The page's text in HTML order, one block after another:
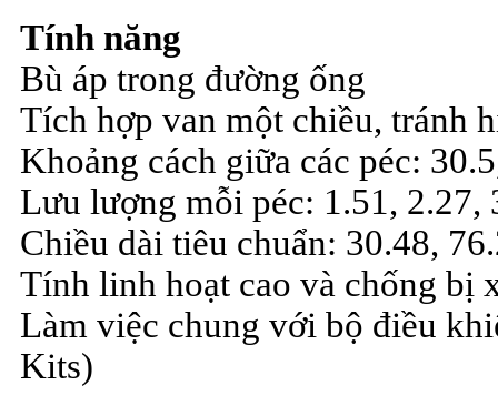
Tính năng
Bù áp trong đường ống
Tích hợp van một chiều, tránh
Khoảng cách giữa các péc:
Lưu lượng mỗi péc: 1.51, 2.27,
Chiều dài tiêu chuẩn: 30.48,
Tính linh hoạt cao và chống bị
Làm việc chung với bộ điều
Kits)